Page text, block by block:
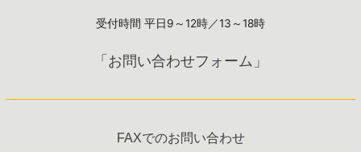
受付時間 平日9～12時／13～18時
「お問い合わせフォーム」
FAXでのお問い合わせ